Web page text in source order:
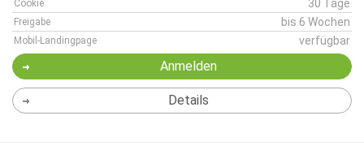
Cookie 30 Tage
Freigabe bis 6 Wochen
Mobil-Landingpage verfügbar
Anmelden
Details